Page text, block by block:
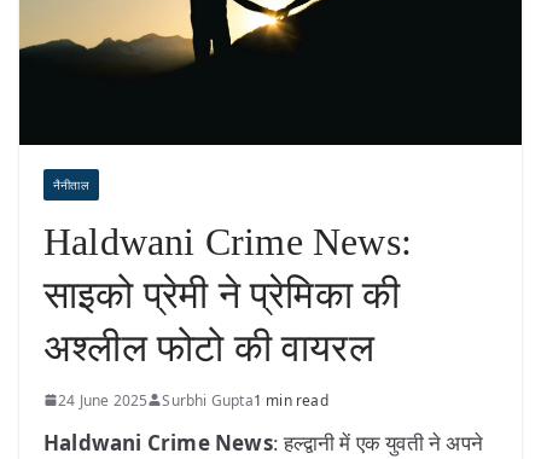
नैनीताल
Haldwani Crime News:
साइको प्रेमी ने प्रेमिका की
अश्लील फोटो की वायरल
24 June 2025 Surbhi Gupta1 min read
Haldwani Crime News: हल्द्वानी में एक युवती ने अपने